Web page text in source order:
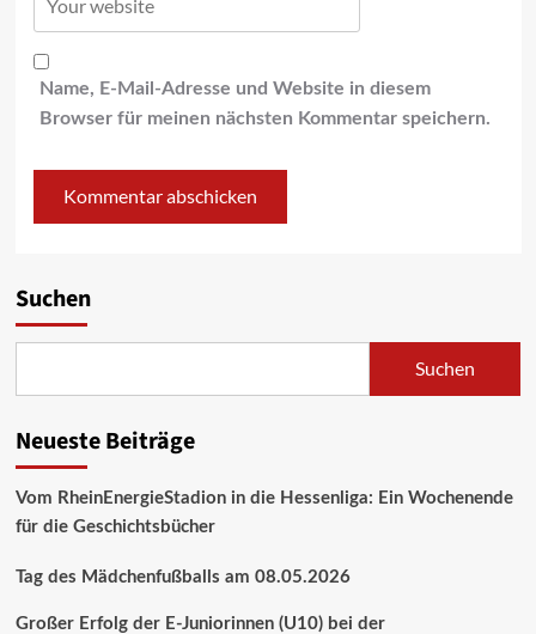
Name, E-Mail-Adresse und Website in diesem
Browser für meinen nächsten Kommentar speichern.
Suchen
Suchen
Neueste Beiträge
Vom RheinEnergieStadion in die Hessenliga: Ein Wochenende
für die Geschichtsbücher
Tag des Mädchenfußballs am 08.05.2026
Großer Erfolg der E-Juniorinnen (U10) bei der